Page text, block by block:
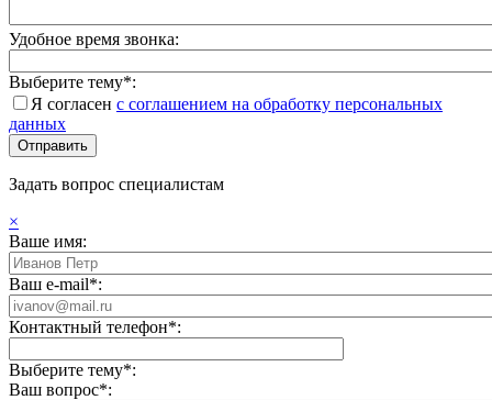
Удобное время звонка:
Выберите тему*:
Я согласен с соглашением на обработку персональных
данных
Задать вопрос специалистам
×
Ваше имя:
Ваш e-mail*:
Контактный телефон*:
Выберите тему*:
Ваш вопрос*: